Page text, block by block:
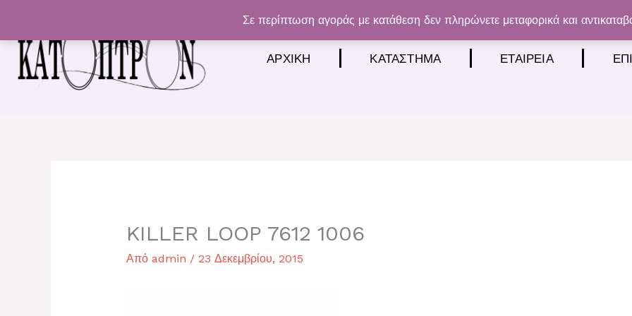
Σε περίπτωση αγοράς με κατάθεση δεν πληρώνετε μεταφορικά και
περιεχόμενο
ΑΡΧΙΚΉ ΚΑΤΆΣΤΗΜΑ ΕΤΑΙΡΕΊΑ
KILLER LOOP 7612 1006
Από admin / 23 Δεκεμβρίου, 2015